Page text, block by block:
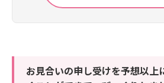
お見合いの申し受けを予想以上